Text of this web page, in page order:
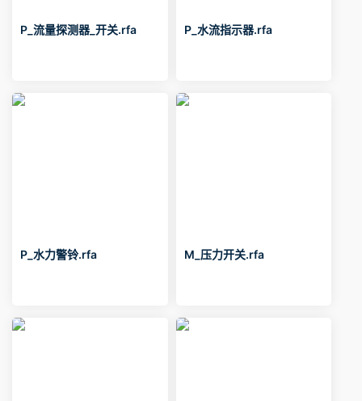
P_流量探测器_开关.rfa P_水流指示器.rfa
P_水力警铃.rfa M_压力开关.rfa